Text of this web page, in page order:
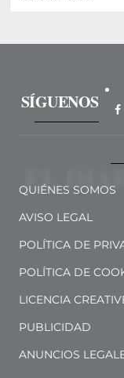
SÍGUENOS
QUIÉNES SOMOS
AVISO LEGAL
POLÍTICA DE
POLÍTICA DE
LICENCIA
PUBLICIDAD
ANUNCIOS